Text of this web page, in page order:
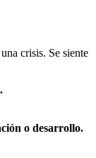
crisis. Se siente
o desarrollo.